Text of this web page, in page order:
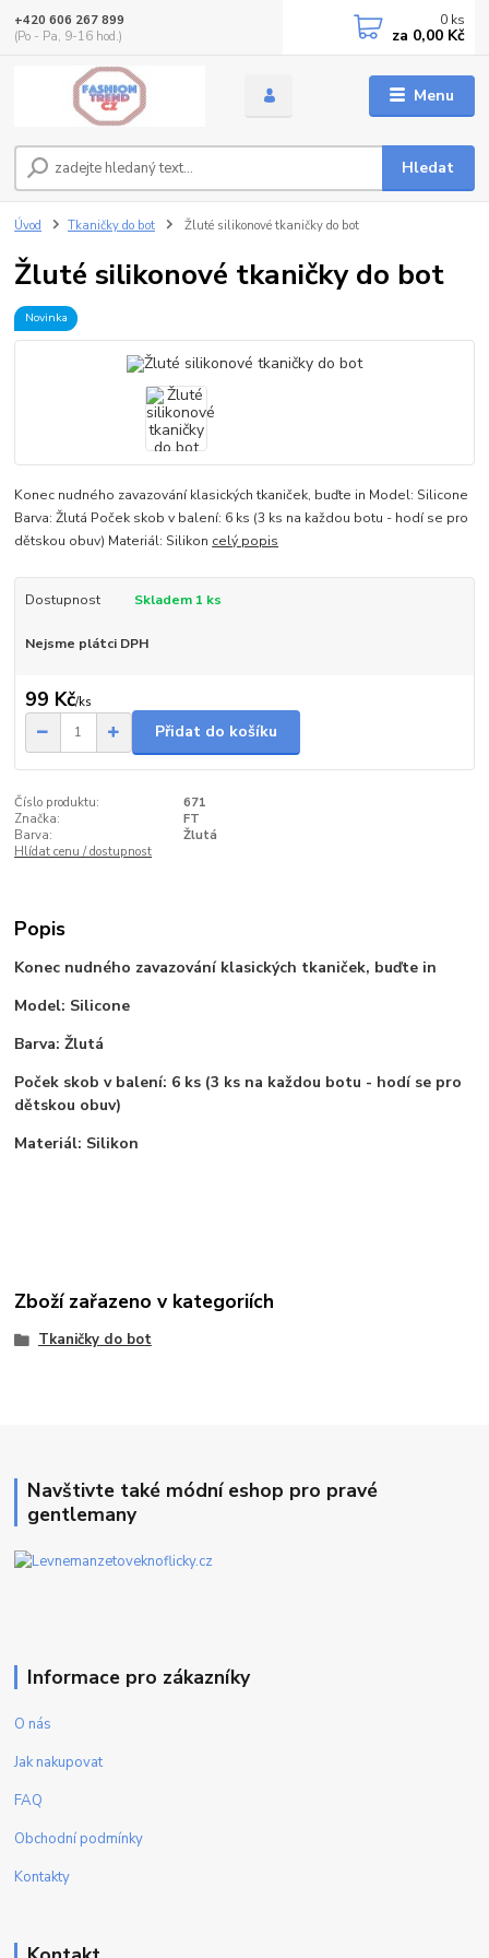
Menu
Hledat
+420 606 267 899
(Po - Pa, 9-16 hod.)
0 ks
za 0,00 Kč
Úvod Tkaničky do bot Žluté silikonové tkaničky do bot
Žluté silikonové tkaničky do bot
Novinka
Konec nudného zavazování klasických tkaniček, buďte in Model: Silicone
Barva: Žlutá Poček skob v balení: 6 ks (3 ks na každou botu - hodí se pro
dětskou obuv) Materiál: Silikon celý popis
Dostupnost Skladem 1 ks
Nejsme plátci DPH
99 Kč/ks
Přidat do košíku
Číslo produktu:
671
Značka:
FT
Barva:
Žlutá
Hlídat cenu / dostupnost
Popis
Konec nudného zavazování klasických tkaniček, buďte in
Model: Silicone
Barva: Žlutá
Poček skob v balení: 6 ks (3 ks na každou botu - hodí se pro
dětskou obuv)
Materiál: Silikon
Zboží zařazeno v kategoriích
Tkaničky do bot
Navštivte také módní eshop pro pravé
gentlemany
Informace pro zákazníky
O nás
Jak nakupovat
FAQ
Obchodní podmínky
Kontakty